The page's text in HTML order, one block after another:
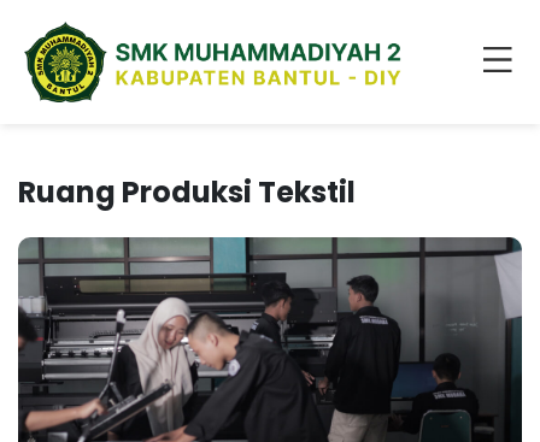
Ruang Produksi Tekstil